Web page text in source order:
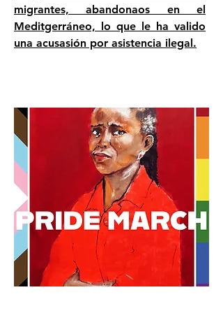
migrantes, abandonaos en el
Meditgerráneo, lo que le ha valido
una acusasión por asistencia ilegal.